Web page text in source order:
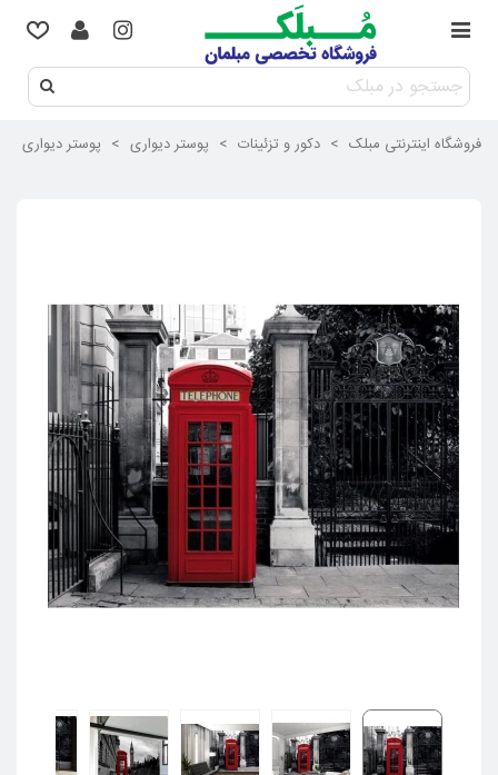
فروشگاه اینترنتی مبلک > دکور و تزئینات > پوستر دیواری > پوستر دیواری 4 تکه طرح باجه تلفن 1WALL مدل W4P-LONDON-001